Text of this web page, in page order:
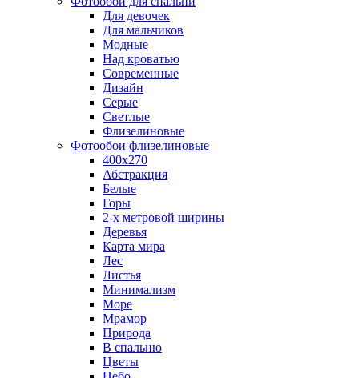
Для девочек
Для мальчиков
Модные
Над кроватью
Современные
Дизайн
Серые
Светлые
Флизелиновые
Фотообои флизелиновые
400х270
Абстракция
Белые
Горы
2-х метровой ширины
Деревья
Карта мира
Лес
Листья
Минимализм
Море
Мрамор
Природа
В спальню
Цветы